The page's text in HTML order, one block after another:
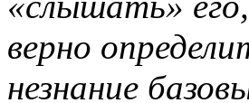
верно
незнание